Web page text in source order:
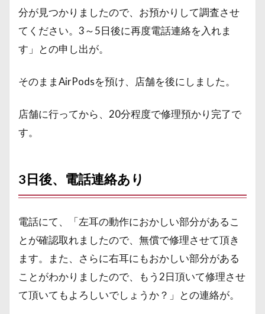
分が見つかりましたので、お預かりして調査させ
てください。3～5日後に再度電話連絡を入れま
す」との申し出が。
そのままAirPodsを預け、店舗を後にしました。
店舗に行ってから、20分程度で修理預かり完了で
す。
3日後、電話連絡あり
電話にて、「左耳の動作におかしい部分があるこ
とが確認取れましたので、無償で修理させて頂き
ます。また、さらに右耳にもおかしい部分がある
ことがわかりましたので、もう2日頂いて修理させ
て頂いてもよろしいでしょうか？」との連絡が。